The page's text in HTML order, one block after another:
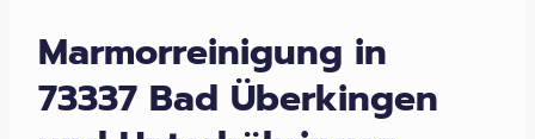
Marmorreinigung in
73337 Bad Überkingen